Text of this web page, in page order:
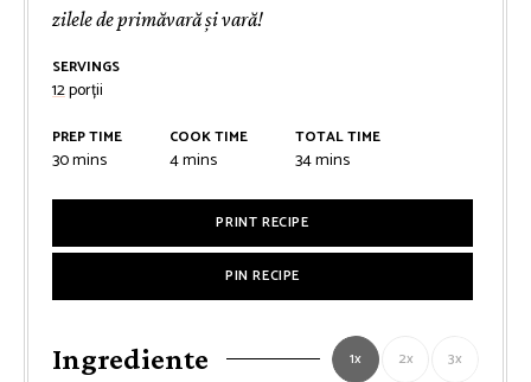
zilele de primăvară și vară!
SERVINGS
12porții
PREP TIME
30minutes
mins
COOK TIME
4minutes
mins
TOTAL TIME
34minutes
mins
PRINT RECIPE
PIN RECIPE
Ingrediente 1x 2x 3x